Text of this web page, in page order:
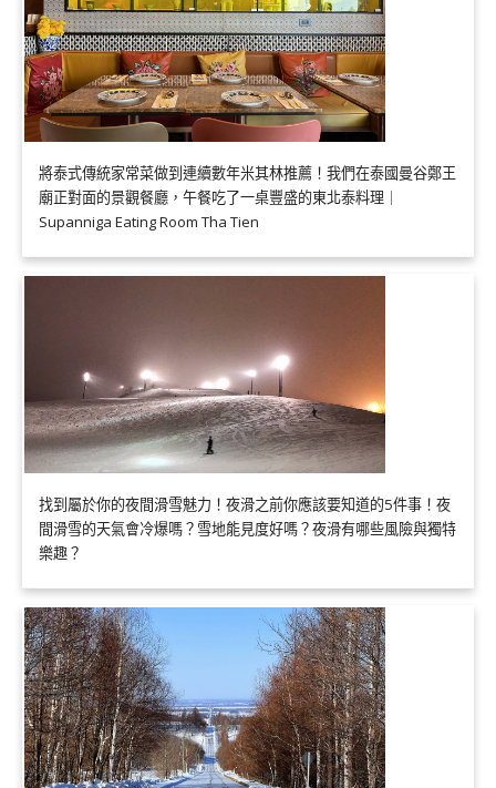
將泰式傳統家常菜做到連續數年米其林推薦！我們在泰國曼谷鄭王
廟正對面的景觀餐廳，午餐吃了一桌豐盛的東北泰料理｜
Supanniga Eating Room Tha Tien
找到屬於你的夜間滑雪魅力！夜滑之前你應該要知道的5件事！夜
間滑雪的天氣會冷爆嗎？雪地能見度好嗎？夜滑有哪些風險與獨特
樂趣？